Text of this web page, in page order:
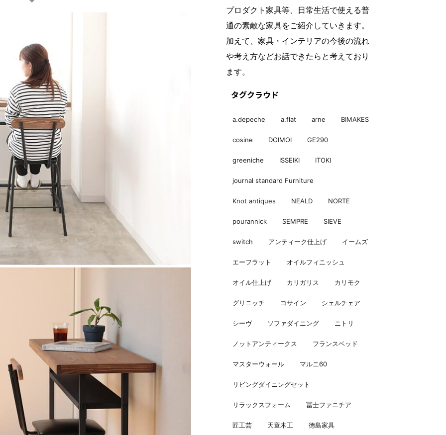
プロダクト家具等、日常生活で使える普
通の素敵な家具をご紹介していきます。
加えて、家具・インテリアの今後の流れ
や考え方などお話できたらと考えており
ます。
タグクラウド
a.depeche a.flat arne BIMAKES
cosine DOIMOI GE290
greeniche ISSEIKI ITOKI
journal standard Furniture
Knot antiques NEALD NORTE
pourannick SEMPRE SIEVE
switch アンティーク仕上げ イームズ
エーフラット オイルフィニッシュ
オイル仕上げ カリガリス カリモク
グリニッチ コサイン シェルチェア
シーヴ ソファダイニング ニトリ
ノットアンティークス フランスベッド
マスターウォール マルニ60
リビングダイニングセット
リラックスフォーム 冨士ファニチア
匠工芸 天童木工 徳島家具